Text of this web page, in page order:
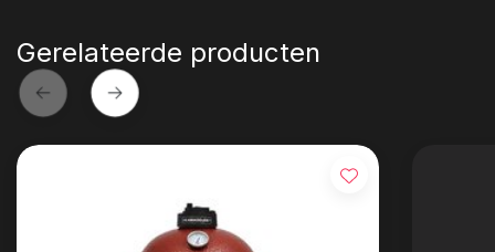
Gerelateerde producten